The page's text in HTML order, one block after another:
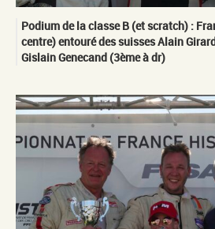
Podium de la classe B (et scratch) :
centre) entouré des suisses Alain
Gislain Genecand (3ème à dr)